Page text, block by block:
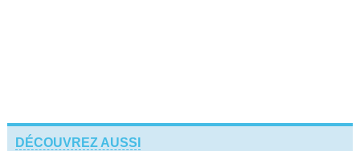
DÉCOUVREZ AUSSI